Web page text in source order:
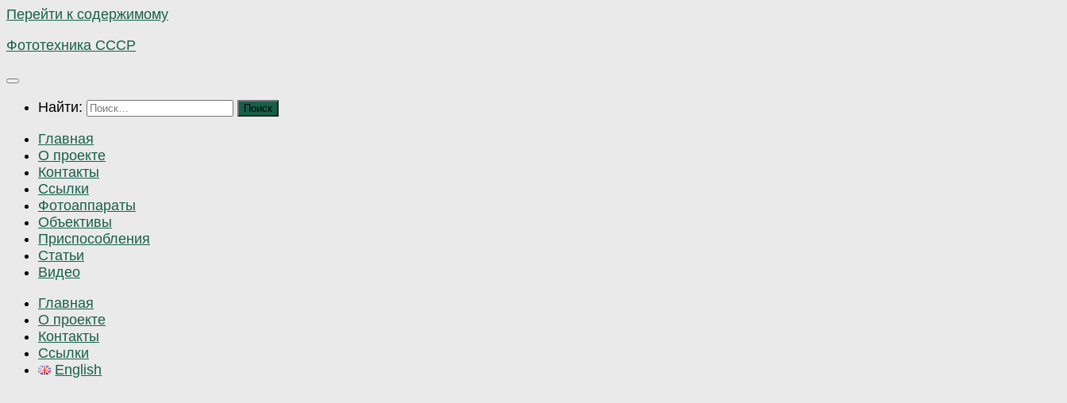
Перейти к содержимому
Фототехника СССР
Найти:
Главная
О проекте
Контакты
Ссылки
Фотоаппараты
Объективы
Приспособления
Статьи
Видео
Главная
О проекте
Контакты
Ссылки
English